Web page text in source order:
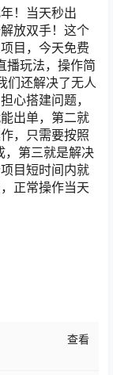
！当天秒出
放双手！这个
目，今天免费
播玩法，操作简
们还解决了无人
心搭建问题，
出单，第二就
，只需要按照
，第三就是解决
目短时间内就
正常操作当天
查看